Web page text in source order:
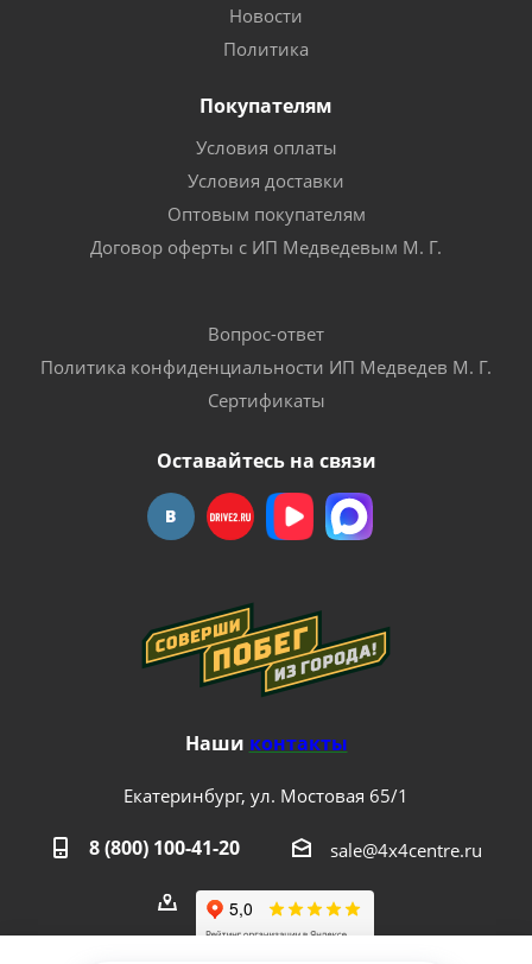
Новости
Политика
Покупателям
Условия оплаты
Условия доставки
Оптовым покупателям
Договор оферты с ИП Медведевым М. Г.
Вопрос-ответ
Политика конфиденциальности ИП Медведев М. Г.
Сертификаты
Оставайтесь на связи
Наши контакты
Екатеринбург, ул. Мостовая 65/1
8 (800) 100-41-20 sale@4x4centre.ru